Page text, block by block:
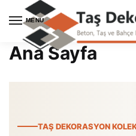
navigation
content
MENU
Ana Sayfa
TAŞ DEKORASYON